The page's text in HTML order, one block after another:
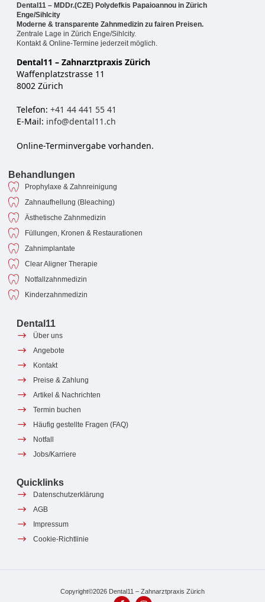
Dental11 – MDDr.(CZE) Polydefkis Papaioannou in Zürich
Enge/Sihlcity
Moderne & transparente Zahnmedizin zu fairen Preisen.
Zentrale Lage in Zürich Enge/Sihlcity.
Kontakt & Online-Termine jederzeit möglich.
Dental11 – Zahnarztpraxis Zürich
Waffenplatzstrasse 11
8002 Zürich
Telefon: +41 44 441 55 41
E-Mail: info@dental11.ch
Online-Terminvergabe vorhanden.
Behandlungen
Prophylaxe & Zahnreinigung
Zahnaufhellung (Bleaching)
Ästhetische Zahnmedizin
Füllungen, Kronen & Restaurationen
Zahnimplantate
Clear Aligner Therapie
Notfallzahnmedizin
Kinderzahnmedizin
Dental11
Über uns
Angebote
Kontakt
Preise & Zahlung
Artikel & Nachrichten
Termin buchen
Häufig gestellte Fragen (FAQ)
Notfall
Jobs/Karriere
Quicklinks
Datenschutzerklärung
AGB
Impressum
Cookie-Richtlinie
Copyright©2026 Dental11 – Zahnarztpraxis Zürich